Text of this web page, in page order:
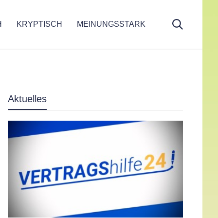
KRYPTISCH MEINUNGSSTARK
Aktuelles